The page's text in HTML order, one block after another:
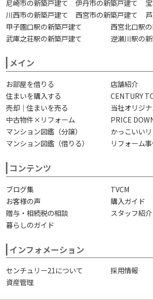
尼崎市の新築戸建て 伊丹市の新築戸建て
川西市の新築戸建て
西宮市の新築戸建て
甲子園口駅の新築戸建て
西宮北口駅
武庫之荘駅の新築戸建て
逆瀬川駅の
メイン
お部屋を借りる
店舗紹介
住まいを購入する
CENTURY
売却｜住まいを売る
当社オリジ
中古物件×リフォーム
PRICE
マンション図鑑（分譲）
かっこいい
マンション図鑑（借りる）
リフォーム
コンテンツ
ブログ集
TVCM
お客様の声
購入ガイド
贈与・相続税の相談
スタッフ紹介
暮らしのガイド
インフォメーション
センチュリー21について
採用情報
資産管理